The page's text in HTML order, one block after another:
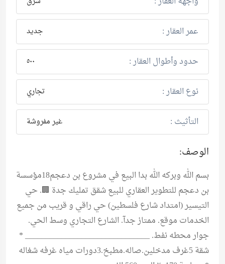
عمر العقار : جديد
حدود وأطوال العقار : ٥٠٠
نوع العقار : تجاري
التأثيث : غير مفروشة
الوصف:
بسم الله وبركه الله بدا البيع في مشروع بن دعجم18مؤسسة
بن دعجم للتطوير العقاري للبيع شقق تمليك جدة 🏢. حي
التيسير (امتداد شارع فلسطين) حي راقي و قريب من جميع
الخدمات موقع. ممتاز جدآ. الشارع التجاري وسط الحي.
جوار محطه نفط. _______________________________ *
شقة 5غرف مدخلين.صاله.مطبخ.3دورات مياه غرفه شغاله